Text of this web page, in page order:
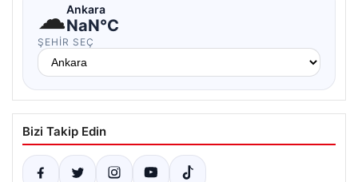
☁Ankara
NaN°C
ŞEHIR SEÇ
Bizi Takip Edin